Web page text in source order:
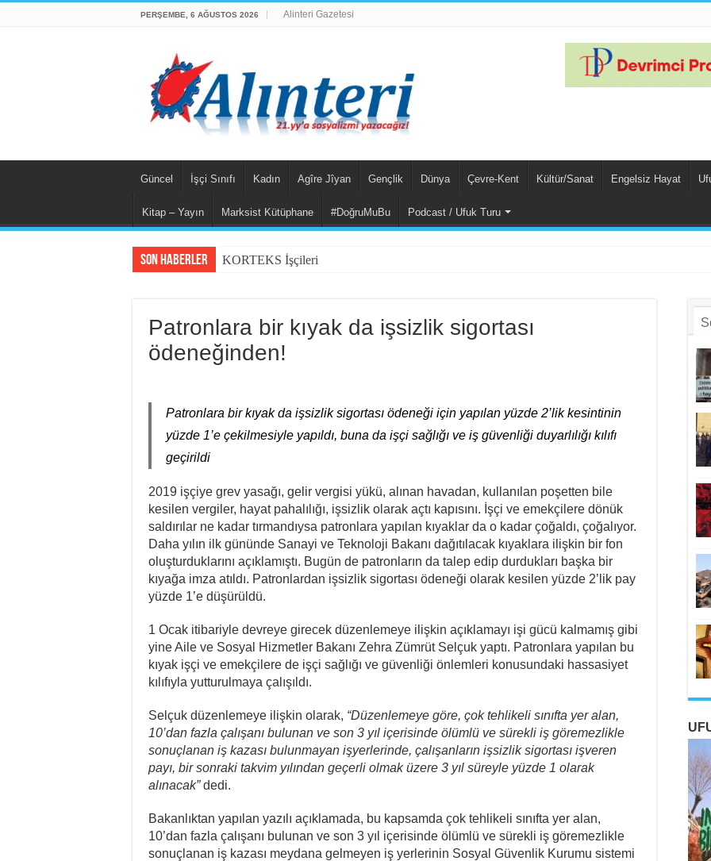
PERŞEMBE, 6 AĞUSTOS 2026 Alinteri Gazetesi
Güncel İşçi Sınıfı Kadın Agîre Jîyan Gençlik Dünya Çevre-Kent Kültür/Sanat Engelsiz Hayat
Kitap – Yayın Marksist Kütüphane #DoğruMuBu Podcast / Ufuk Turu
Son Haberler KORTEKS İşçileri 20 Yıllık Sultaya K
Patronlara bir kıyak da işsizlik sigortası
ödeneğinden!
Patronlara bir kıyak da işsizlik sigortası ödeneği için yapılan yüzde 2’lik kesintinin
yüzde 1’e çekilmesiyle yapıldı, buna da işçi sağlığı ve iş güvenliği duyarlılığı kılıfı
geçirildi
2019 işçiye grev yasağı, gelir vergisi yükü, alınan havadan, kullanılan poşetten bile
kesilen vergiler, hayat pahalılığı, işsizlik olarak açtı kapısını. İşçi ve emekçilere dönük
saldırılar ne kadar tırmandıysa patronlara yapılan kıyaklar da o kadar çoğaldı, çoğalıyor.
Daha yılın ilk gününde Sanayi ve Teknoloji Bakanı dağıtılacak kıyaklara ilişkin bir fon
oluşturduklarını açıklamıştı. Bugün de patronların da talep edip durdukları başka bir
kıyağa imza atıldı. Patronlardan işsizlik sigortası ödeneği olarak kesilen yüzde 2’lik pay
yüzde 1’e düşürüldü.
1 Ocak itibariyle devreye girecek düzenlemeye ilişkin açıklamayı işi gücü kalmamış gibi
yine Aile ve Sosyal Hizmetler Bakanı Zehra Zümrüt Selçuk yaptı. Patronlara yapılan bu
kıyak işçi ve emekçilere de işçi sağlığı ve güvenliği önlemleri konusundaki hassasiyet
kılıfıyla yutturulmaya çalışıldı.
Selçuk düzenlemeye ilişkin olarak, “Düzenlemeye göre, çok tehlikeli sınıfta yer alan,
10’dan fazla çalışanı bulunan ve son 3 yıl içerisinde ölümlü ve sürekli iş göremezlikle
sonuçlanan iş kazası bulunmayan işyerlerinde, çalışanların işsizlik sigortası işveren
payı, bir sonraki takvim yılından geçerli olmak üzere 3 yıl süreyle yüzde 1 olarak
alınacak”dedi.
Bakanlıktan yapılan yazılı açıklamada, bu kapsamda çok tehlikeli sınıfta yer alan,
10’dan fazla çalışanı bulunan ve son 3 yıl içerisinde ölümlü ve sürekli iş göremezlikle
sonuçlanan iş kazası meydana gelmeyen iş yerlerinin Sosyal Güvenlik Kurumu sistemi